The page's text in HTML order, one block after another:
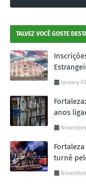
TALVEZ VOCÊ GOSTE
January
anos
turnê